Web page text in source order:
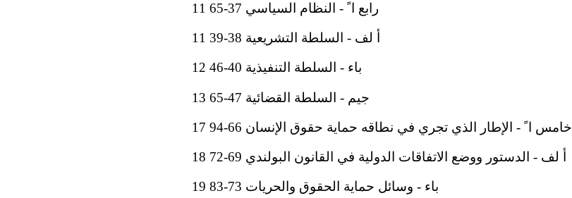
رابع ا ً - النظام السياسي 37-65 11
أ لف - السلطة التشريعية 38-39 11
باء - السلطة التنفيذية 40-46 12
جيم - السلطة القضائية 47-65 13
خامس ا ً - الإطار الذي تجري في نطاقه حماية حقوق الإنسان 66-94 17
أ لف - الدستور ووضع الاتفاقات الدولية في القانون البولندي 69-72 18
باء - وسائل حماية الحقوق والحريات 73-83 19